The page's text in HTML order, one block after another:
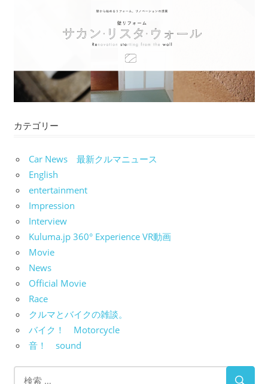
カテゴリー
Car News 最新クルマニュース
English
entertainment
Impression
Interview
Kuluma.jp 360° Experience VR動画
Movie
News
Official Movie
Race
クルマとバイクの雑談。
バイク！ Motorcycle
音！ sound